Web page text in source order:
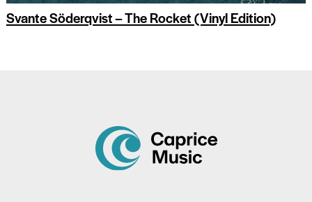
Svante Söderqvist – The Rocket (Vinyl Edition)